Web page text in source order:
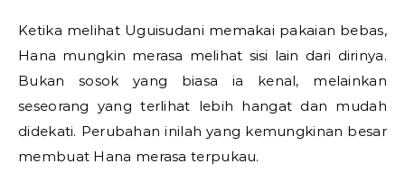
Ketika melihat Uguisudani memakai pakaian bebas,
Hana mungkin merasa melihat sisi lain dari dirinya.
Bukan sosok yang biasa ia kenal, melainkan
seseorang yang terlihat lebih hangat dan mudah
didekati. Perubahan inilah yang kemungkinan besar
membuat Hana merasa terpukau.